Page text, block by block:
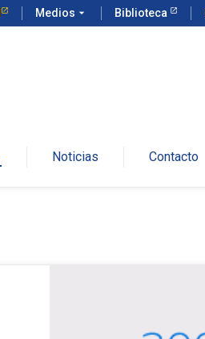
Medios arrow_drop_down Biblioteca
Noticias Contacto